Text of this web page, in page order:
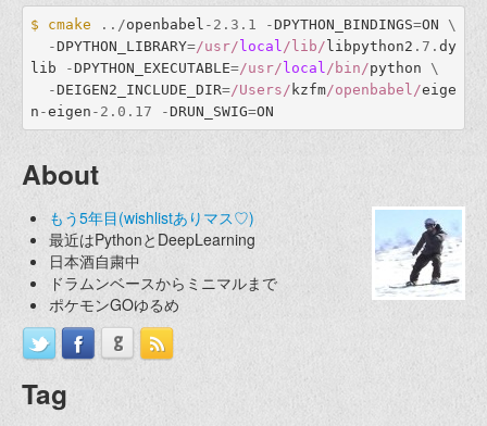
$ cmake ../openbabel - 2.3.1 -DPYTHON_BINDINGS=ON
\
-DPYTHON_LIBRARY=/usr/local /lib/libpython2 .7 . dy
lib
-DPYTHON_EXECUTABLE=/usr/local /bin/python
\
-DEIGEN2_INCLUDE_DIR=/Users/ kzfm/openbabel/eige
n -eigen - 2.0.17 -DRUN_SWIG=ON
About
もう5年目(wishlistありマス♡)
最近はPythonとDeepLearning
日本酒自粛中
ドラムンベースからミニマルまで
ポケモンGOゆるめ
Tag